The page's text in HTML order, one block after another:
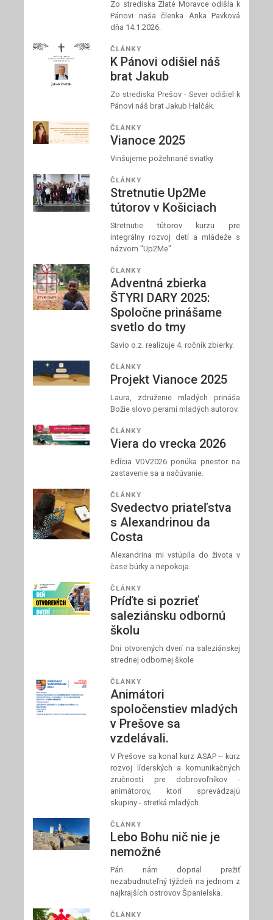
Zo strediska Zlaté Moravce odišla k
Pánovi naša členka Anka Pavková
dňa 14.1.2026.
ČLÁNKY
K Pánovi odišiel náš
brat Jakub
Zo strediska Prešov - Sever odišiel k
Pánovi náš brat Jakub Halčák.
ČLÁNKY
Vianoce 2025
Vinšujeme požehnané sviatky
ČLÁNKY
Stretnutie Up2Me
tútorov v Košiciach
Stretnutie tútorov kurzu pre
integrálny rozvoj detí a mládeže s
názvom "Up2Me"
ČLÁNKY
Adventná zbierka
ŠTYRI DARY 2025:
Spoločne prinášame
svetlo do tmy
Savio o.z. realizuje 4. ročník zbierky.
ČLÁNKY
Projekt Vianoce 2025
Laura, združenie mladých prináša
Božie slovo perami mladých autorov.
ČLÁNKY
Viera do vrecka 2026
Edícia VDV2026 ponúka priestor na
zastavenie sa a načúvanie.
ČLÁNKY
Svedectvo priateľstva
s Alexandrinou da
Costa
Alexandrina mi vstúpila do života v
čase búrky a nepokoja.
ČLÁNKY
Príďte si pozrieť
saleziánsku odbornú
školu
Dni otvorených dverí na saleziánskej
strednej odbornej škole
ČLÁNKY
Animátori
spoločenstiev mladých
v Prešove sa
vzdelávali.
V Prešove sa konal kurz ASAP -- kurz
rozvoj líderských a komunikačných
zručností pre dobrovoľníkov -
animátorov, ktorí sprevádzajú
skupiny - stretká mladých.
ČLÁNKY
Lebo Bohu nič nie je
nemožné
Pán nám doprial prežiť
nezabudnuteľný týždeň na jednom z
najkrajších ostrovov Španielska.
ČLÁNKY